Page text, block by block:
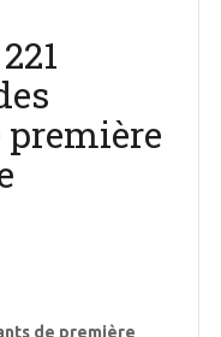
de première